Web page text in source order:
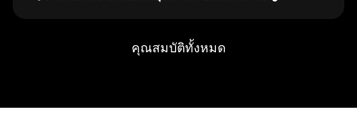
คุณสมบัติทั้งหมด